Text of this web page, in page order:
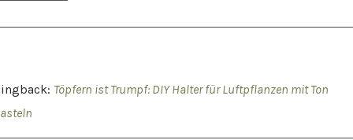
Töpfern ist Trumpf: DIY Halter für Luftpflanzen mit Ton